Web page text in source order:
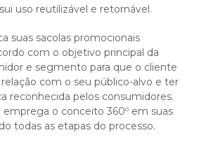
uso reutilizável e retornável.
suas sacolas promocionais
com o objetivo principal da
e segmento para que o cliente
com o seu público-alvo e ter
reconhecida pelos consumidores.
emprega o conceito 360º em suas
todas as etapas do processo.